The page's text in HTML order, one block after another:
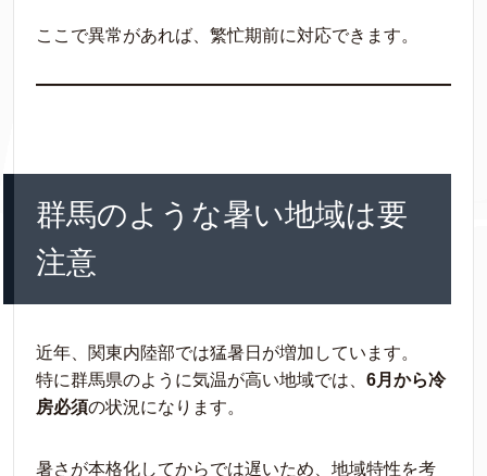
ここで異常があれば、繁忙期前に対応できます。
群馬のような暑い地域は要
注意
近年、関東内陸部では猛暑日が増加しています。
特に群馬県のように気温が高い地域では、 6月から冷
房必須の状況になります。
暑さが本格化してからでは遅いため、地域特性を考